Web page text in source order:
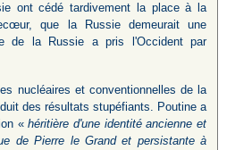
ont cédé tardivement la place à la
que la Russie demeurait une
de la Russie a pris l'Occident par
nucléaires et conventionnelles de la
des résultats stupéfiants. Poutine a
«héritière d'une identité ancienne et
de Pierre le Grand et persistante à